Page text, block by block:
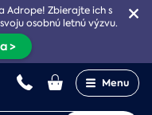
Adrope! Zbierajte ich s
osobnú letnú výzvu.
>
Menu